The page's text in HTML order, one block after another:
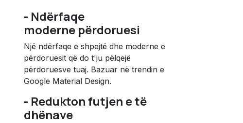
- Ndërfaqe
moderne përdoruesi
Një ndërfaqe e shpejtë dhe moderne e
përdoruesit që do t'ju pëlqejë
përdoruesve tuaj. Bazuar në trendin e
Google Material Design.
- Redukton futjen e të
dhënave